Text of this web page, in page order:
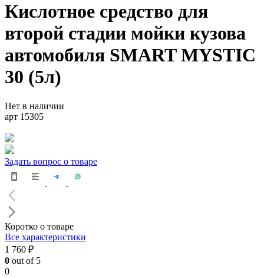
Кислотное средство для
второй стадии мойки кузова
автомобиля SMART MYSTIC
30 (5л)
Нет в наличии
арт 15305
Задать вопрос о товаре
Коротко о товаре
Все характеристики
1 760 ₽
0 out of 5
0